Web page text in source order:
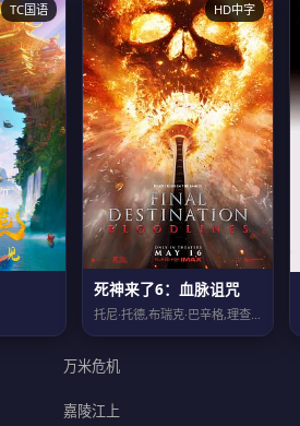
TC国语 HD中字
死神来了6：血脉诅咒
托尼·托德,布瑞克·巴辛格,理查德·哈蒙,艾普尔·特莱克,莱亚·吉斯特德,凯特琳...
万米危机
嘉陵江上